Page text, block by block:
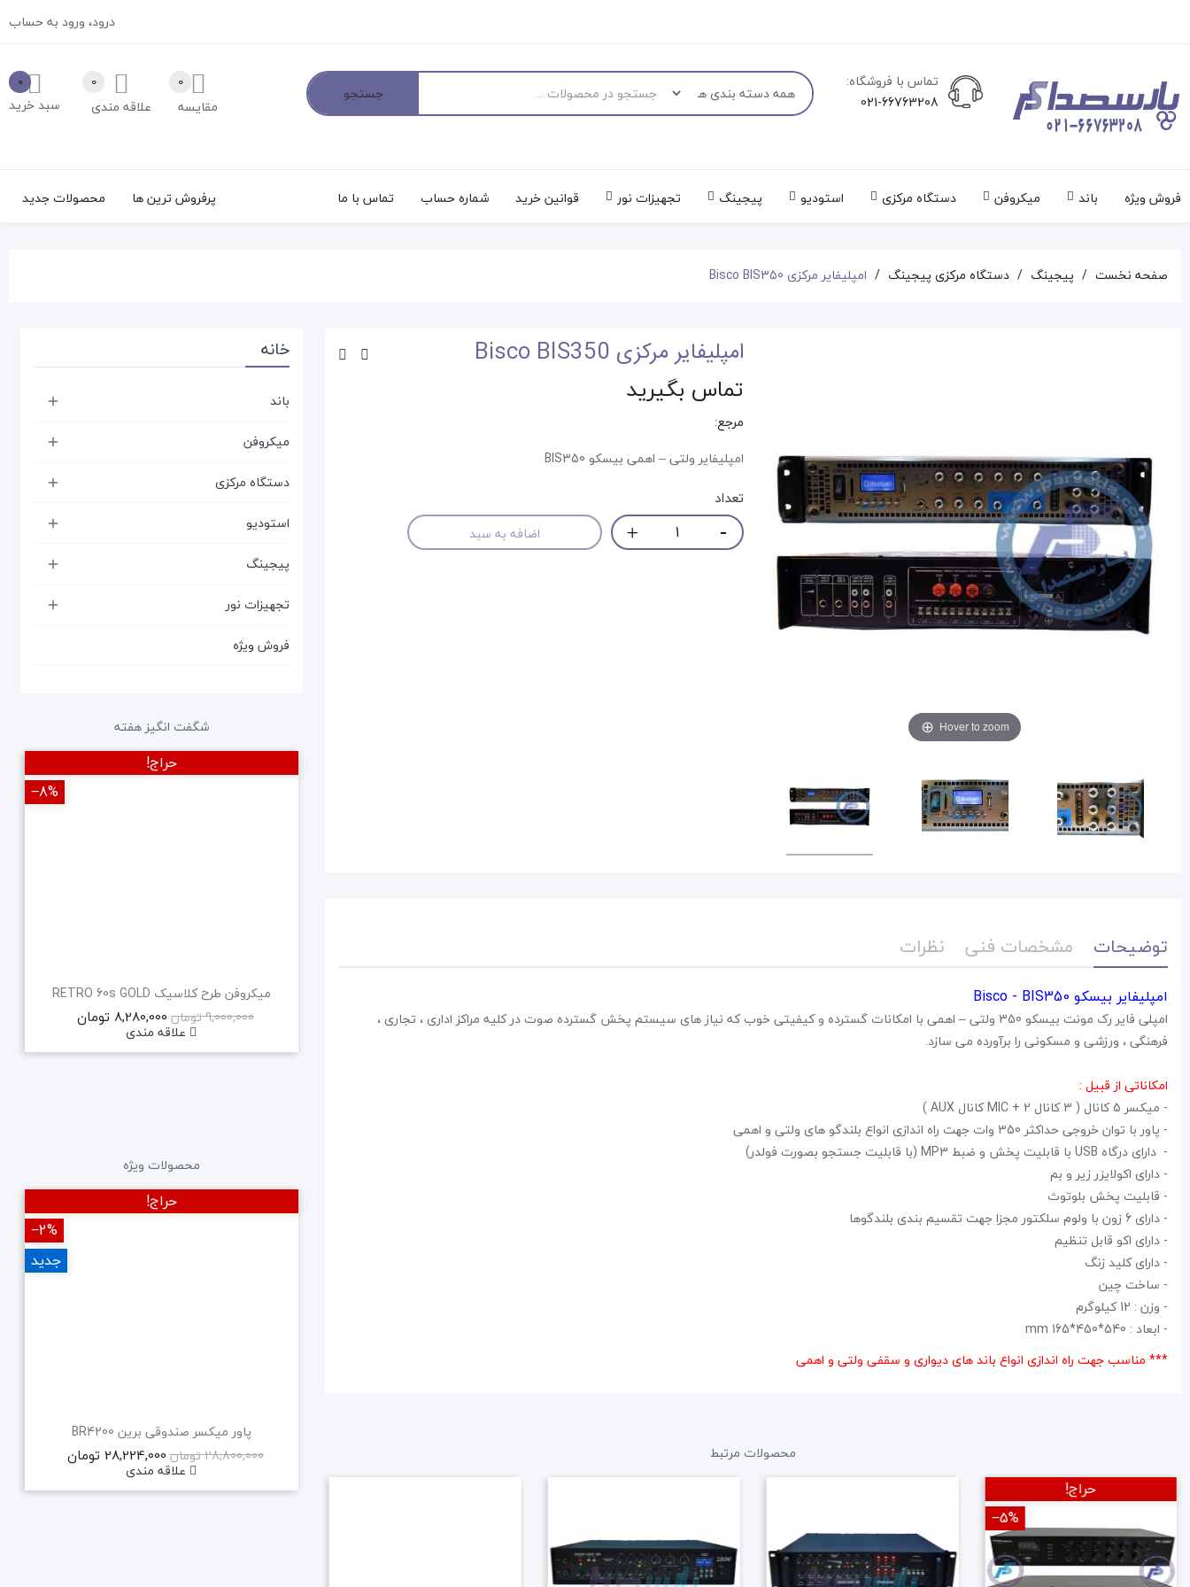
درود، ورود به حساب
تماس با فروشگاه:
021-66763208
جستجو
0
سبد خرید علاقه مندی
0
مقایسه
0
فروش ویژه باند میکروفن دستگاه مرکزی استودیو پیجینگ تجهیزات نور قوانین خرید شماره حساب تماس با ما محصولات جدید پرفروش ترین ها
صفحه نخست پیجینگ دستگاه مرکزی پیجینگ امپلیفایر مرکزی Bisco BIS350
Hover to zoom
امپلیفایر مرکزی Bisco BIS350
تماس بگیرید
مرجع:
امپلیفایر ولتی – اهمی بیسکو BIS350
تعداد
اضافه به سبد
توضیحات مشخصات فنی نظرات
امپلیفایر بیسکو Bisco - BIS350
امپلی فایر رک مونت بیسکو 350 ولتی – اهمی با امکانات گسترده و کیفیتی خوب که نیاز های سیستم پخش گسترده صوت در کلیه مراکز اداری ، تجاری ،
فرهنگی ، ورزشی و مسکونی را برآورده می سازد.
امکاناتی از قبیل :
- میکسر 5 کانال ( 3 کانال MIC + 2 کانال AUX )
- پاور با توان خروجی حداکثر 350 وات جهت راه اندازی انواع بلندگو های ولتی و اهمی
- دارای درگاه USB با قابلیت پخش و ضبط MP3 (با قابلیت جستجو بصورت فولدر)
- دارای اکولایزر زیر و بم
- قابلیت پخش بلوتوث
- دارای 6 زون با ولوم سلکتور مجزا جهت تقسیم بندی بلندگوها
- دارای اکو قابل تنظیم
- دارای کلید زنگ
- ساخت چین
- وزن : 12 کیلوگرم
- ابعاد : 540*450*165 mm
*** مناسب جهت راه اندازی انواع باند های دیواری و سقفی ولتی و اهمی
محصولات مرتبط
حراج!
‎−5%
خانه
باند 
میکروفن 
دستگاه مرکزی 
استودیو 
پیجینگ 
تجهیزات نور 
فروش ویژه
شگفت انگیز هفته
45,000,000 تومان
39,600,000 تومان
علاقه مندی
میکروفن طرح کلاسیک RETRO 60s GOLD
9,000,000 تومان
8,280,000 تومان
علاقه مندی
حراج!
‎−8%
محصولات ویژه
پاور میکسر صندوقی برین BR4200
28,800,000 تومان
28,224,000 تومان
علاقه مندی
حراج!
‎−2%
جدید